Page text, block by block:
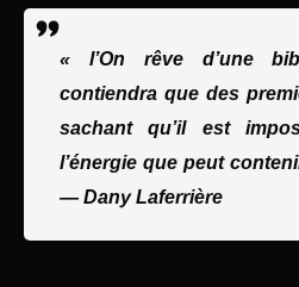
« l’On rêve d’une
contiendra que des
sachant qu’il est
l’énergie que peut
— Dany Laferrière